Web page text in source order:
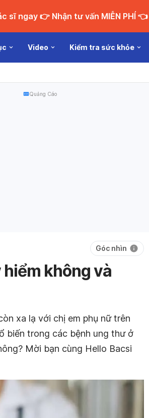
Chat với Bác sĩ ngay 👉 Nhận tư vấn MIỄN PHÍ 👈
Video Kiểm tra sức khỏe
Quảng Cáo
Góc nhìn
không và
xa lạ với chị em phụ nữ trên
biến trong các bệnh ung thư ở
Mời bạn cùng Hello Bacsi